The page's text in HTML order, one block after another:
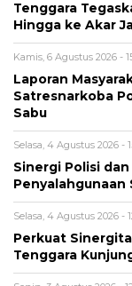
Tenggara
Hingga ke Akar
Kamis, 6 Agustus 2026 -
Laporan
Satresnarkoba
Sabu
Selasa, 4 Agustus 2026 -
Sinergi Polisi
Penyalahgunaan
Selasa, 4 Agustus 2026 -
Perkuat
Tenggara